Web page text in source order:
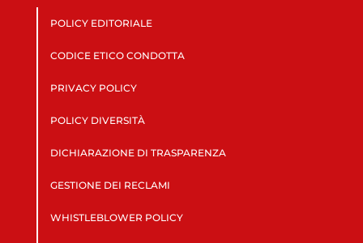
POLICY EDITORIALE
CODICE ETICO CONDOTTA
PRIVACY POLICY
POLICY DIVERSITÀ
DICHIARAZIONE DI TRASPARENZA
GESTIONE DEI RECLAMI
WHISTLEBLOWER POLICY